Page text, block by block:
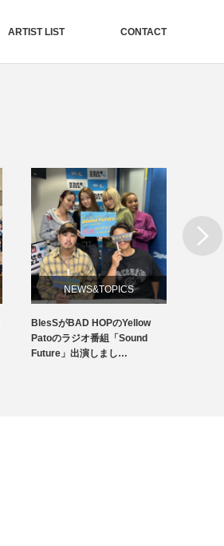
ARTIST LIST CONTACT
NEWS&TOPICS
BlesSがBAD HOPのYellow
Patoのラジオ番組「Sound
Future」出演しまし…
Next